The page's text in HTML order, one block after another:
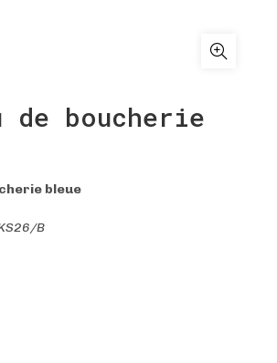
de boucherie
bleue
B